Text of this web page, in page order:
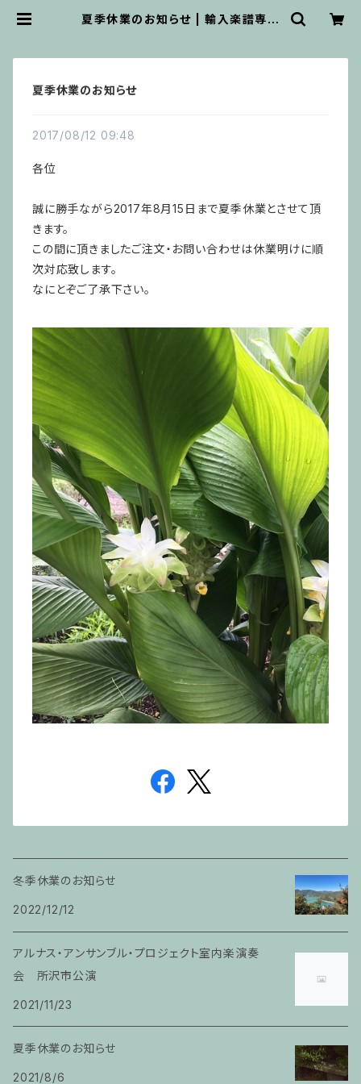
夏季休業のお知らせ | 輸入楽譜専門
夏季休業のお知らせ
2017/08/12 09:48
各位
誠に勝手ながら2017年8月15日まで夏季休業とさせて頂
きます。
この間に頂きましたご注文・お問い合わせは休業明けに順
次対応致します。
なにとぞご了承下さい。
冬季休業のお知らせ
2022/12/12
アルナス・アンサンブル・プロジェクト室内楽演奏
会 所沢市公演
2021/11/23
夏季休業のお知らせ
2021/8/6